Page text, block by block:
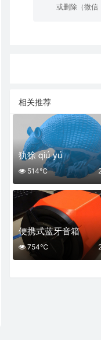
或删除（微信
相关推荐
犰狳 qiú yú
514℃
便携式蓝牙音箱
754℃